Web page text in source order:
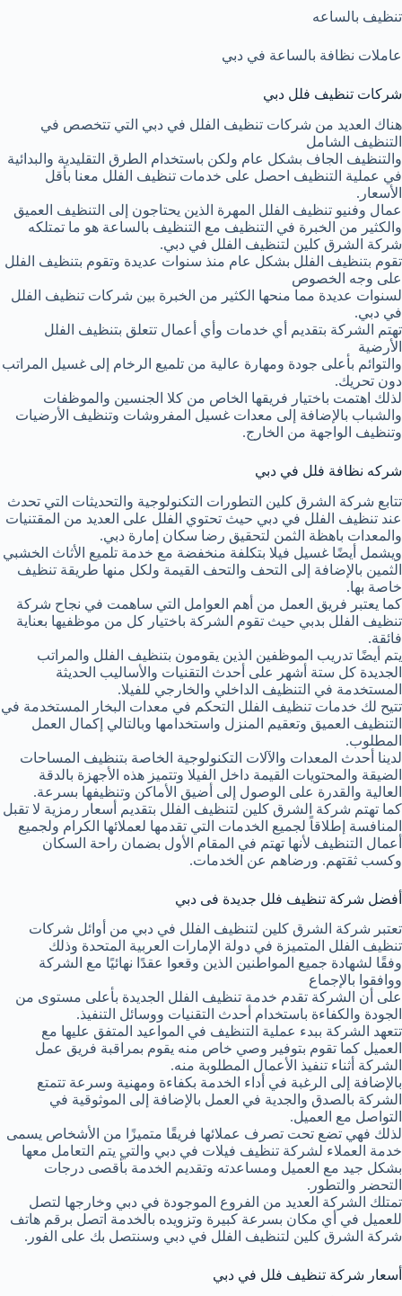
تنظيف بالساعه
عاملات نظافة بالساعة في دبي
شركات تنظيف فلل دبي
هناك العديد من شركات تنظيف الفلل في دبي التي تتخصص في
التنظيف الشامل
والتنظيف الجاف بشكل عام ولكن باستخدام الطرق التقليدية والبدائية
في عملية التنظيف احصل على خدمات تنظيف الفلل معنا بأقل
الأسعار.
عمال وفنيو تنظيف الفلل المهرة الذين يحتاجون إلى التنظيف العميق
والكثير من الخبرة في التنظيف مع التنظيف بالساعة هو ما تمتلكه
شركة الشرق كلين لتنظيف الفلل في دبي.
تقوم بتنظيف الفلل بشكل عام منذ سنوات عديدة وتقوم بتنظيف الفلل
على وجه الخصوص
لسنوات عديدة مما منحها الكثير من الخبرة بين شركات تنظيف الفلل
في دبي.
تهتم الشركة بتقديم أي خدمات وأي أعمال تتعلق بتنظيف الفلل
الأرضية
والتوائم بأعلى جودة ومهارة عالية من تلميع الرخام إلى غسيل المراتب
دون تحريك.
لذلك اهتمت باختيار فريقها الخاص من كلا الجنسين والموظفات
والشباب بالإضافة إلى معدات غسيل المفروشات وتنظيف الأرضيات
وتنظيف الواجهة من الخارج.
شركه نظافة فلل في دبي
تتابع شركة الشرق كلين التطورات التكنولوجية والتحديثات التي تحدث
عند تنظيف الفلل في دبي حيث تحتوي الفلل على العديد من المقتنيات
والمعدات باهظة الثمن لتحقيق رضا سكان إمارة دبي.
ويشمل أيضًا غسيل فيلا بتكلفة منخفضة مع خدمة تلميع الأثاث الخشبي
الثمين بالإضافة إلى التحف والتحف القيمة ولكل منها طريقة تنظيف
خاصة بها.
كما يعتبر فريق العمل من أهم العوامل التي ساهمت في نجاح شركة
تنظيف الفلل بدبي حيث تقوم الشركة باختيار كل من موظفيها بعناية
فائقة.
يتم أيضًا تدريب الموظفين الذين يقومون بتنظيف الفلل والمراتب
الجديدة كل ستة أشهر على أحدث التقنيات والأساليب الحديثة
المستخدمة في التنظيف الداخلي والخارجي للفيلا.
تتيح لك خدمات تنظيف الفلل التحكم في معدات البخار المستخدمة في
التنظيف العميق وتعقيم المنزل واستخدامها وبالتالي إكمال العمل
المطلوب.
لدينا أحدث المعدات والآلات التكنولوجية الخاصة بتنظيف المساحات
الضيقة والمحتويات القيمة داخل الفيلا وتتميز هذه الأجهزة بالدقة
العالية والقدرة على الوصول إلى أضيق الأماكن وتنظيفها بسرعة.
كما تهتم شركة الشرق كلين لتنظيف الفلل بتقديم أسعار رمزية لا تقبل
المنافسة إطلاقاً لجميع الخدمات التي تقدمها لعملائها الكرام ولجميع
أعمال التنظيف لأنها تهتم في المقام الأول بضمان راحة السكان
وكسب ثقتهم. ورضاهم عن الخدمات.
أفضل شركة تنظيف فلل جديدة فى دبي
تعتبر شركة الشرق كلين لتنظيف الفلل في دبي من أوائل شركات
تنظيف الفلل المتميزة في دولة الإمارات العربية المتحدة وذلك
وفقًا لشهادة جميع المواطنين الذين وقعوا عقدًا نهائيًا مع الشركة
ووافقوا بالإجماع
على أن الشركة تقدم خدمة تنظيف الفلل الجديدة بأعلى مستوى من
الجودة والكفاءة باستخدام أحدث التقنيات ووسائل التنفيذ.
تتعهد الشركة ببدء عملية التنظيف في المواعيد المتفق عليها مع
العميل كما تقوم بتوفير وصي خاص منه يقوم بمراقبة فريق عمل
الشركة أثناء تنفيذ الأعمال المطلوبة منه.
بالإضافة إلى الرغبة في أداء الخدمة بكفاءة ومهنية وسرعة تتمتع
الشركة بالصدق والجدية في العمل بالإضافة إلى الموثوقية في
التواصل مع العميل.
لذلك فهي تضع تحت تصرف عملائها فريقًا متميزًا من الأشخاص يسمى
خدمة العملاء لشركة تنظيف فيلات في دبي والتي يتم التعامل معها
بشكل جيد مع العميل ومساعدته وتقديم الخدمة بأقصى درجات
التحضر والتطور.
تمتلك الشركة العديد من الفروع الموجودة في دبي وخارجها لتصل
للعميل في أي مكان بسرعة كبيرة وتزويده بالخدمة اتصل برقم هاتف
شركة الشرق كلين لتنظيف الفلل في دبي وسنتصل بك على الفور.
أسعار شركة تنظيف فلل في دبي